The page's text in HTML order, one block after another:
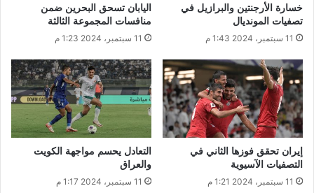
خسارة الأرجنتين والبرازيل في
تصفيات المونديال
11 سبتمبر، 2024 1:43 م
اليابان تسحق البحرين ضمن
منافسات المجموعة الثالثة
11 سبتمبر، 2024 1:23 م
إيران تحقق فوزها الثاني في
التصفيات الآسيوية
11 سبتمبر، 2024 1:21 م
التعادل يحسم مواجهة الكويت
والعراق
11 سبتمبر، 2024 1:17 م